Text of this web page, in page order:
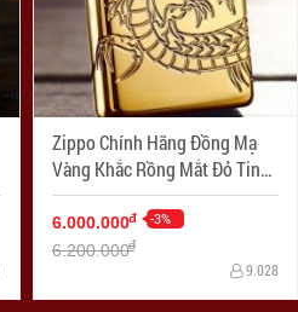
Zippo Chính Hãng Đồng Mạ
Vàng Khắc Rồng Mắt Đỏ Tinh
Xảo Vỏ Dày Armor
6.000.000đ -3%
6.200.000đ
9.028